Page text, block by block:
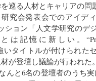
巡る人材とキャリアの
究会発表会でのアイディ
ション「人文学研究の
記憶に新しい。
いタイトルが付けられた
が登壇し議論が行われた
んと6名の登壇者のうち